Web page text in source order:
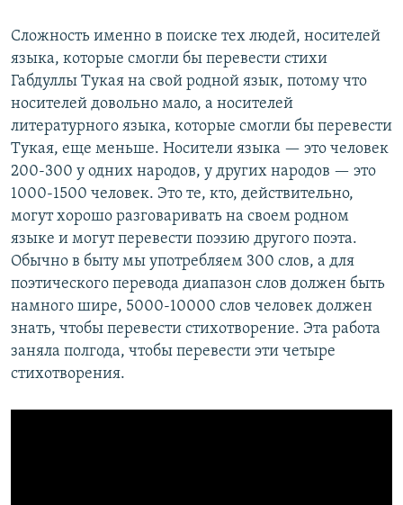
Сложность именно в поиске тех людей, носителей
языка, которые смогли бы перевести стихи
Габдуллы Тукая на свой родной язык, потому что
носителей довольно мало, а носителей
литературного языка, которые смогли бы перевести
Тукая, еще меньше. Носители языка — это человек
200-300 у одних народов, у других народов — это
1000-1500 человек. Это те, кто, действительно,
могут хорошо разговаривать на своем родном
языке и могут перевести поэзию другого поэта.
Обычно в быту мы употребляем 300 слов, а для
поэтического перевода диапазон слов должен быть
намного шире, 5000-10000 слов человек должен
знать, чтобы перевести стихотворение. Эта работа
заняла полгода, чтобы перевести эти четыре
стихотворения.